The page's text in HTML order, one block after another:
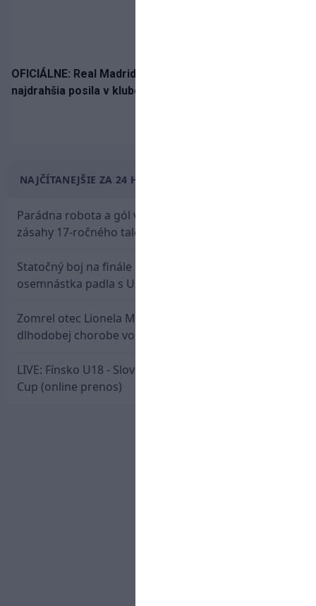
OFICIÁLNE: Real Madrid rozbil bank. Z Lipska prichádza
najdrahšia posila v klubovej histórii
NAJČÍTANEJŠIE ZA 24 HODÍN
Parádna robota a gól v oslabení! Pozrite si oba
zásahy 17-ročného talentu Rychlíka proti USA
Statočný boj na finále nestačil: Slovenská
osemnástka padla s USA a zabojuje o bronz
Zomrel otec Lionela Messiho. Jorge podľahol
dlhodobej chorobe vo veku 68 rokov
LIVE: Fínsko U18 - Slovensko U18 / Hlinka-Gretzky
Cup (online prenos)